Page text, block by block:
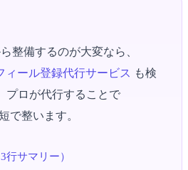
整備するのが大変なら、
ィール登録代行サービス も検
プロが代行することで
で整います。
行サマリー）